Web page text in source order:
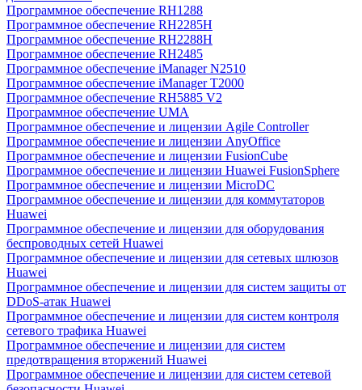
Программное обеспечение RH1288
Программное обеспечение RH2285H
Программное обеспечение RH2288H
Программное обеспечение RH2485
Программное обеспечение iManager N2510
Программное обеспечение iManager T2000
Программное обеспечение RH5885 V2
Программное обеспечение UMA
Программное обеспечение и лицензии Agile Controller
Программное обеспечение и лицензии AnyOffice
Программное обеспечение и лицензии FusionCube
Программное обеспечение и лицензии Huawei FusionSphere
Программное обеспечение и лицензии MicroDC
Программное обеспечение и лицензии для коммутаторов
Huawei
Программное обеспечение и лицензии для оборудования
беспроводных сетей Huawei
Программное обеспечение и лицензии для сетевых шлюзов
Huawei
Программное обеспечение и лицензии для систем защиты от
DDoS-атак Huawei
Программное обеспечение и лицензии для систем контроля
сетевого трафика Huawei
Программное обеспечение и лицензии для систем
предотвращения вторжений Huawei
Программное обеспечение и лицензии для систем сетевой